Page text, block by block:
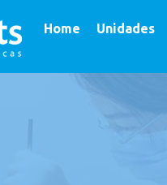
Home Unidades